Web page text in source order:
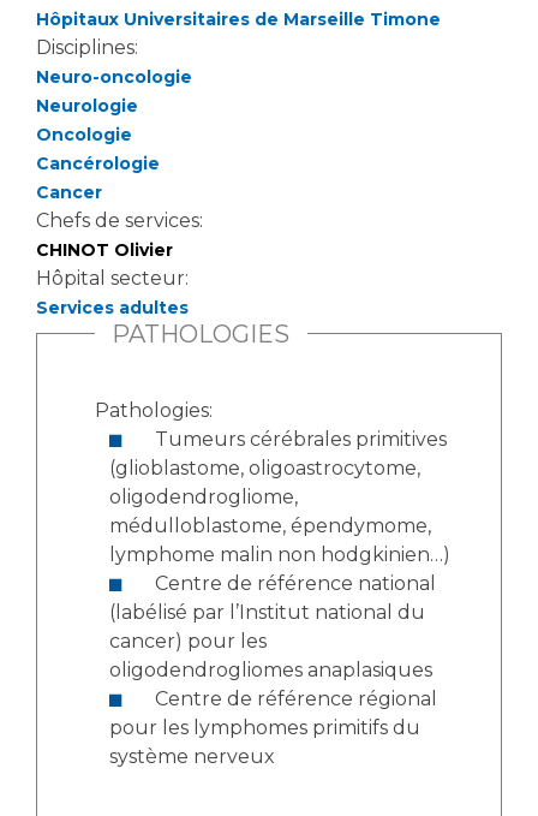
Cancer
Médecine nucléaire
Maladies rares
Maternité Hôpital Nord
Vos représentants
La Commission Des Usagers (CDU)
Les Comités Locaux des Usagers
Le projet des usagers
Qualité
Nos indicateurs qualité et de sécurité des soins
Anatomie et Cytologie Pathologiques
Adresser un examen au Laboratoire d'Infectiologie
Centres de référence Maladies Rares
Plateforme d'Expertise Maladies Rares
Presse / Multimédia
Communiqués de presse
Dossiers de presse
Fournisseurs
Rôles et missions
Liste des marchés conclus
Documents utiles
Hôpitaux Universitaires de Marseille Timone
Disciplines:
Neuro-oncologie
Neurologie
Oncologie
Cancérologie
Cancer
Chefs de services:
CHINOT Olivier
Hôpital secteur:
Services adultes
PATHOLOGIES
Pathologies:
(glioblastome, oligoastrocytome,
oligodendrogliome,
médulloblastome, épendymome,
lymphome malin non hodgkinien…)
(labélisé par l’Institut national du
cancer) pour les
oligodendrogliomes anaplasiques
pour les lymphomes primitifs du
système nerveux